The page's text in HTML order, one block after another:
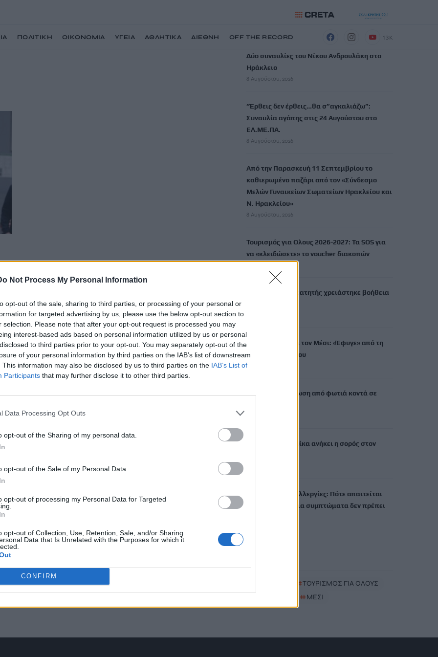
Not Process My Personal Information
opt-out of the sale, sharing to third parties, or processing of your personal or
for targeted advertising by us, please use the below opt-out section to
selection. Please note that after your opt-out request is processed you may
interest-based ads based on personal information utilized by us or personal
to third parties prior to your opt-out. You may separately opt-out of the
of your personal information by third parties on the IAB’s list of downstream
This information may also be disclosed by us to third parties on the IAB’s List of
Participants that may further disclose it to other third parties.
Data Processing Opt Outs
opt-out of the Sharing of my personal data.
opt-out of the Sale of my Personal Data.
opt-out of processing my Personal Data for Targeted
opt-out of Collection, Use, Retention, Sale, and/or Sharing
Data that Is Unrelated with the Purposes for which it
CONFIRM
ΠΟΛΙΤΙΚΗ ΟΙΚΟΝΟΜΙΑ ΥΓΕΙΑ ΑΘΛΗΤΙΚΑ ΔΙΕΘΝΗ OFF THE RECORD 13K
ΡΟΗ ΕΙΔΗΣΕΩΝ
Δύο συναυλίες του Νίκου Ανδρουλάκη στο
Ηράκλειο
8 Αυγούστου, 2026
“Έρθεις δεν έρθεις…θα σ”αγκαλιάζω”:
Συναυλία αγάπης στις 24 Αυγούστου στο
ΕΛ.ΜΕ.ΠΑ.
8 Αυγούστου, 2026
Από την Παρασκευή 11 Σεπτεμβρίου το
καθιερωμένο παζάρι από τον «Σύνδεσμο
Μελών Γυναικείων Σωματείων Ηρακλείου και
Ν. Ηρακλείου»
8 Αυγούστου, 2026
Τουρισμός για Ολους 2026-2027: Τα SOS για
να «κλειδώσετε» το voucher διακοπών
Ηράκλειο: Περιπατητής χρειάστηκε βοήθεια
Βαρύ πένθος για τον Μέσι: «Έφυγε» από τη
ζωή ο πατέρας του
8 Αυγούστου, 2026
Χανιά: Αναστάτωση από φωτιά κοντά σε
Σε 57χρονη γυναίκα ανήκει η σορός στον
Καλοκαίρι και αλλεργίες: Πότε απαιτείται
προσοχή και ποια συμπτώματα δεν πρέπει
#ΤΟΥΡΙΣΜΟΣ ΓΙΑ ΟΛΟΥΣ
#ΜΕΣΙ